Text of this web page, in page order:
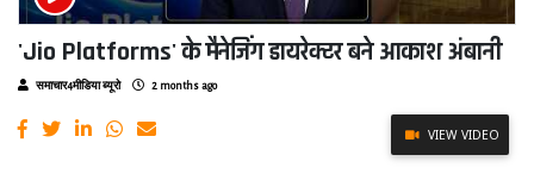
'Jio Platforms' के मैनेजिंग डायरेक्टर बने आकाश अंबानी
समाचार4मीडिया ब्यूरो 2 months ago
VIEW VIDEO